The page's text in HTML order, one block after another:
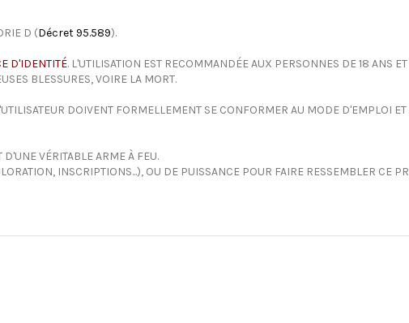
D (Décret 95.589).
D'IDENTITÉ. L'UTILISATION EST RECOMMANDÉE AUX PERSONNES DE 18 ANS
BLESSURES, VOIRE LA MORT.
DOIVENT FORMELLEMENT SE CONFORMER AU MODE D'EMPLOI
VÉRITABLE ARME À FEU.
INSCRIPTIONS...), OU DE PUISSANCE POUR FAIRE RESSEMBLER CE